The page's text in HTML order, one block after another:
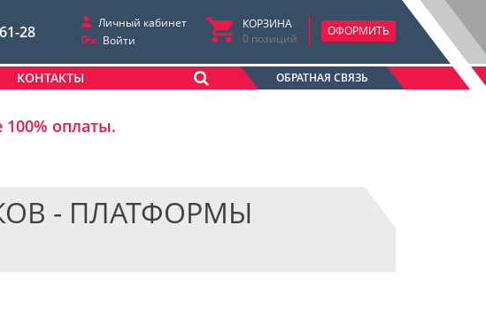
28
Личный кабинет
Войти
КОРЗИНА
0 позиций
ОФОРМИТЬ
КОНТАКТЫ ОБРАТНАЯ СВЯЗЬ
100% оплаты.
- ПЛАТФОРМЫ